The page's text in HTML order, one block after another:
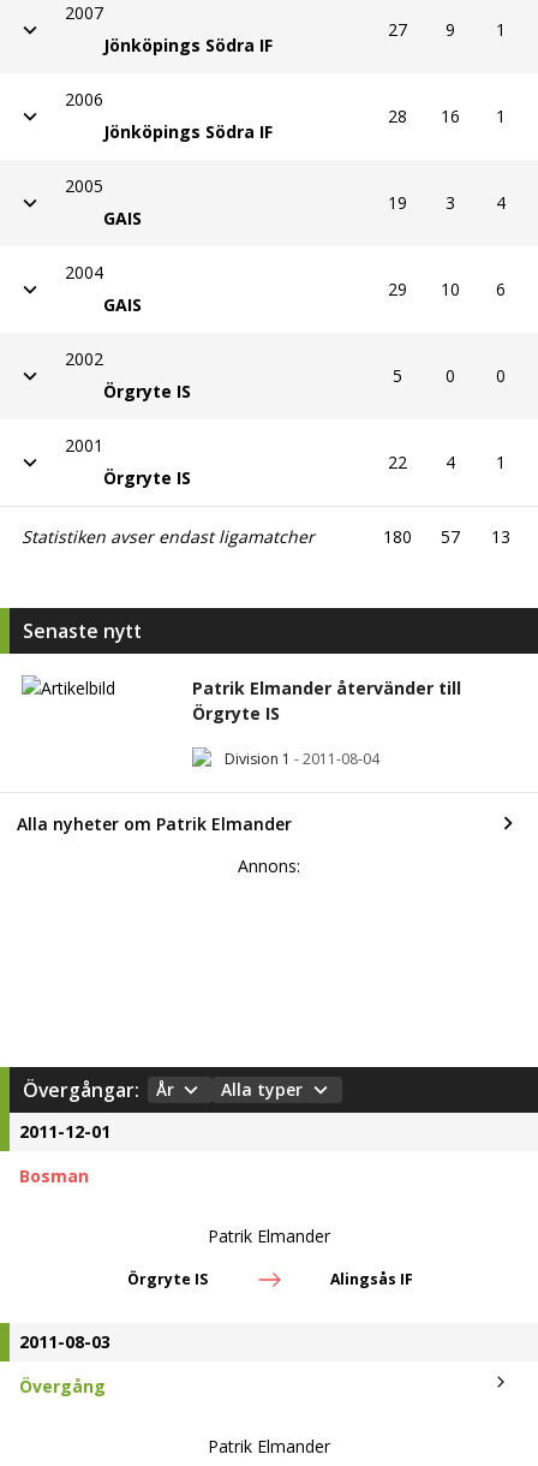
2007
Jönköpings Södra IF
27 9 1
2006
Jönköpings Södra IF
28 16 1
2005
GAIS
19 3 4
2004
GAIS
29 10 6
2002
Örgryte IS
5 0 0
2001
Örgryte IS
22 4 1
Statistiken avser endast ligamatcher 180 57 13
Senaste nytt
Patrik Elmander återvänder till
Örgryte IS
Division 1 -2011-08-04
Alla nyheter om Patrik Elmander
Annons:
Övergångar: År
Alla typer
2011-12-01
Bosman
Patrik Elmander
Örgryte IS Alingsås IF
2011-08-03
Övergång
Patrik Elmander